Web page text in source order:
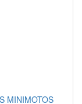
MINIMOTOS